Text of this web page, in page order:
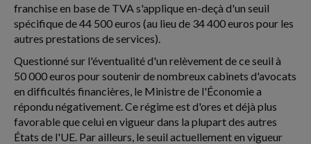
franchise en base de TVA s'applique en-deçà d'un seuil
spécifique de 44 500 euros (au lieu de 34 400 euros pour les
autres prestations de services).
Questionné sur l'éventualité d'un relèvement de ce seuil à
50 000 euros pour soutenir de nombreux cabinets d'avocats
en difficultés financières, le Ministre de l'Économie a
répondu négativement. Ce régime est d'ores et déjà plus
favorable que celui en vigueur dans la plupart des autres
États de l'UE. Par ailleurs, le seuil actuellement en vigueur